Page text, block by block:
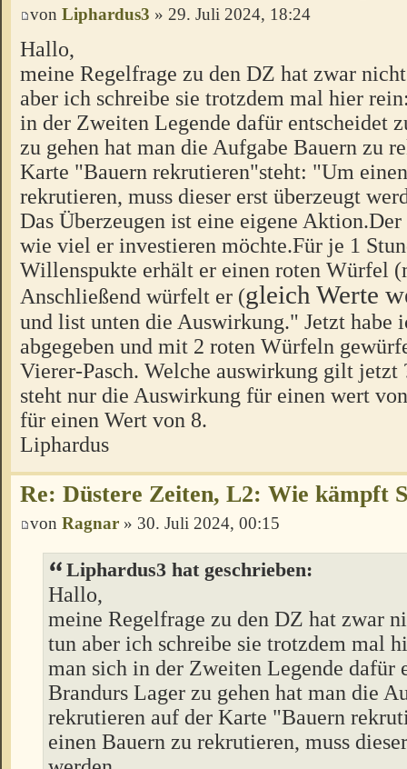
von Liphardus3 » 29. Juli 2024, 18:24
Hallo,
meine Regelfrage zu den DZ hat zwar
aber ich schreibe sie trotzdem mal hier
in der Zweiten Legende dafür entscheidet
zu gehen hat man die Aufgabe Bauern zu
Karte "Bauern rekrutieren"steht: "Um
rekrutieren, muss dieser erst überzeugt
Das Überzeugen ist eine eigene
wie viel er investieren möchte.Für je 1
Willenspukte erhält er einen roten Würfel
Anschließend würfelt er (gleich Werte
und list unten die Auswirkung." Jetzt habe
abgegeben und mit 2 roten Würfeln
Vierer-Pasch. Welche auswirkung gilt jetzt
steht nur die Auswirkung für einen wert
für einen Wert von 8.
Liphardus
Re: Düstere Zeiten, L2: Wie kämpft
von Ragnar » 30. Juli 2024, 00:15
Liphardus3 hat geschrieben:
Hallo,
meine Regelfrage zu den DZ hat zwar
tun aber ich schreibe sie trotzdem mal
man sich in der Zweiten Legende dafür
Brandurs Lager zu gehen hat man die
rekrutieren auf der Karte "Bauern
einen Bauern zu rekrutieren, muss